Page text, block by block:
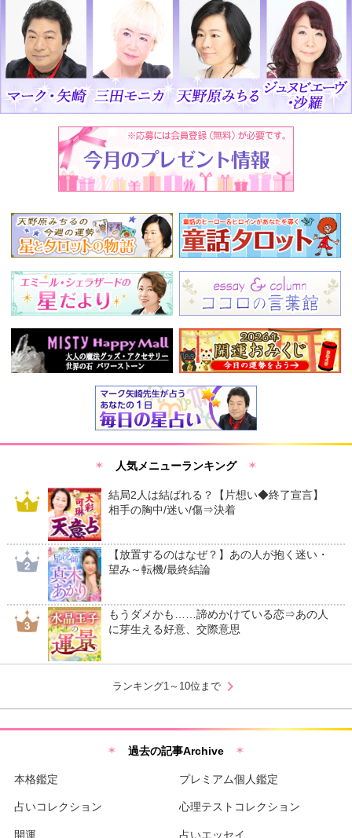
人気メニューランキング
結局2人は結ばれる？【片想い◆終了宣言】
相手の胸中/迷い/傷⇒決着
【放置するのはなぜ？】あの人が抱く迷い・
望み～転機/最終結論
もうダメかも……諦めかけている恋⇒あの人
に芽生える好意、交際意思
ランキング1～10位まで chevron_right
過去の記事Archive
本格鑑定 プレミアム個人鑑定
占いコレクション 心理テストコレクション
開運 占いエッセイ